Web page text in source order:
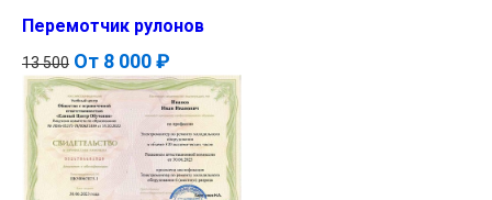
Перемотчик рулонов
13 500 От 8 000 ₽